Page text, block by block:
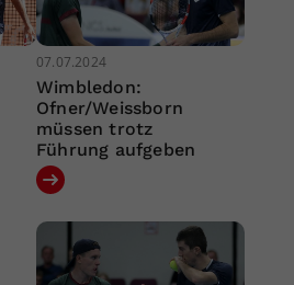
07.07.2024
Wimbledon:
Ofner/Weissborn
müssen trotz
Führung aufgeben